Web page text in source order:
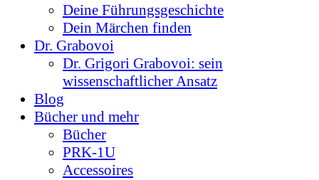
Deine Führungsgeschichte
Dein Märchen finden
Dr. Grabovoi
Dr. Grigori Grabovoi: sein
wissenschaftlicher Ansatz
Blog
Bücher und mehr
Bücher
PRK-1U
Accessoires